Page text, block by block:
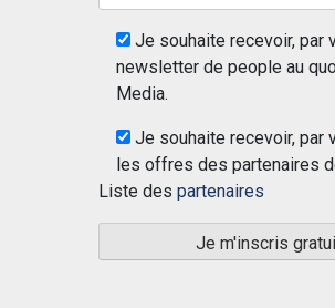
Je souhaite recevoir, par
newsletter de people au
Media.
Je souhaite recevoir, par
les offres des partenaires
Liste des partenaires